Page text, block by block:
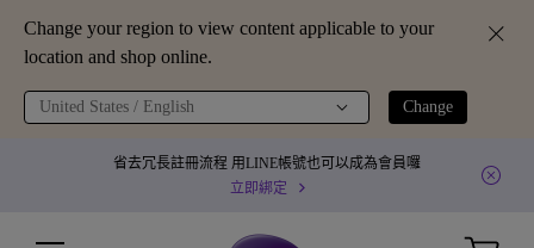
Change your region to view content applicable to your
location and shop online.
United States / English Change
省去冗長註冊流程 用LINE帳號也可以成為會員囉
立即綁定